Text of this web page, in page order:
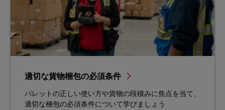
適切な貨物梱包の必須条件
パレットの正しい使い方や貨物の段積みに焦点を当て、
適切な梱包の必須条件について学びましょう